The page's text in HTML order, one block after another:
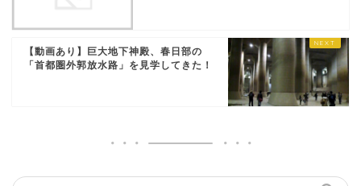
【動画あり】巨大地下神殿、春日部の
「首都圏外郭放水路」を見学してきた！